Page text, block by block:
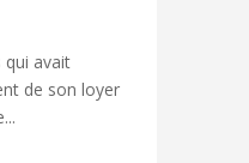
qui avait
de son loyer